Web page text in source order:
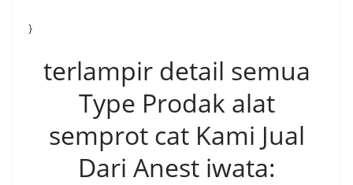
}
terlampir detail semua
Type Prodak alat
semprot cat Kami Jual
Dari Anest iwata: